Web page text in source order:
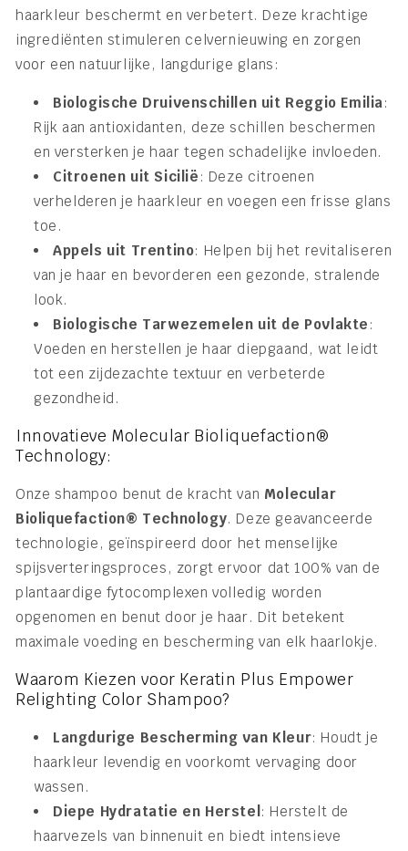
haarkleur beschermt en verbetert. Deze krachtige
ingrediënten stimuleren celvernieuwing en zorgen
voor een natuurlijke, langdurige glans:
Biologische Druivenschillen uit Reggio Emilia:
Rijk aan antioxidanten, deze schillen beschermen
en versterken je haar tegen schadelijke invloeden.
Citroenen uit Sicilië : Deze citroenen
verhelderen je haarkleur en voegen een frisse glans
toe.
Appels uit Trentino: Helpen bij het revitaliseren
van je haar en bevorderen een gezonde, stralende
look.
Biologische Tarwezemelen uit de Povlakte :
Voeden en herstellen je haar diepgaand, wat leidt
tot een zijdezachte textuur en verbeterde
gezondheid.
Innovatieve Molecular Bioliquefaction®
Technology:
Onze shampoo benut de kracht van Molecular
Bioliquefaction® Technology. Deze geavanceerde
technologie, geïnspireerd door het menselijke
spijsverteringsproces, zorgt ervoor dat 100% van de
plantaardige fytocomplexen volledig worden
opgenomen en benut door je haar. Dit betekent
maximale voeding en bescherming van elk haarlokje.
Waarom Kiezen voor Keratin Plus Empower
Relighting Color Shampoo?
Langdurige Bescherming van Kleur: Houdt je
haarkleur levendig en voorkomt vervaging door
wassen.
Diepe Hydratatie en Herstel : Herstelt de
haarvezels van binnenuit en biedt intensieve